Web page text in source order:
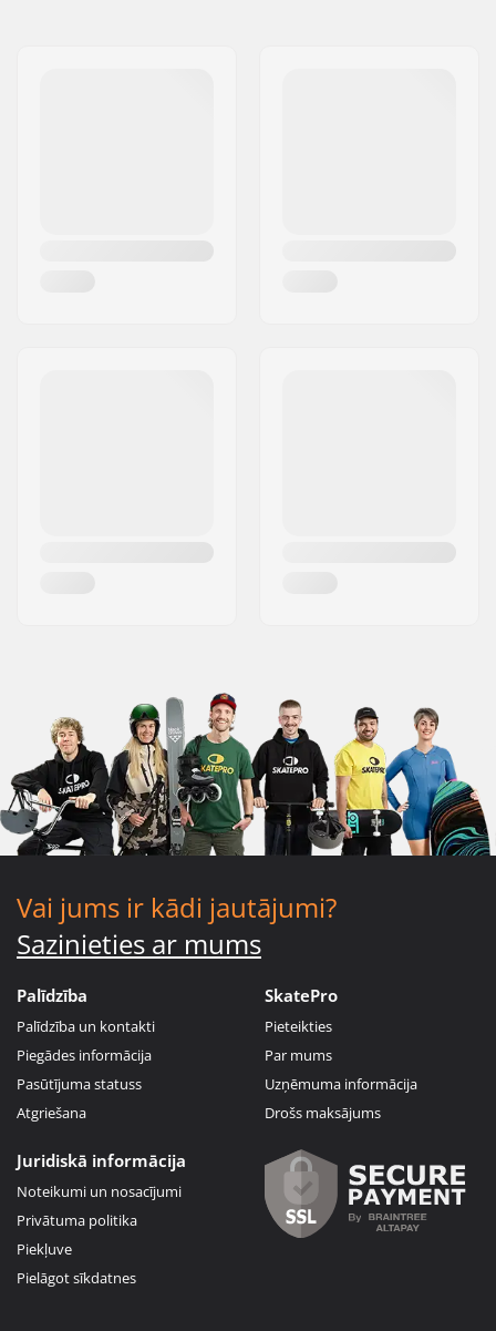
Vai jums ir kādi jautājumi?
Sazinieties ar mums
Palīdzība
Palīdzība un kontakti
Piegādes informācija
Pasūtījuma statuss
Atgriešana
SkatePro
Pieteikties
Par mums
Uzņēmuma informācija
Drošs maksājums
Juridiskā informācija
Noteikumi un nosacījumi
Privātuma politika
Piekļuve
Pielāgot sīkdatnes